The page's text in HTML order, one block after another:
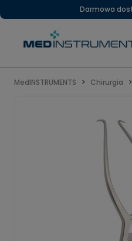
Darmowa
MedINSTRUMENTS Chirurgia